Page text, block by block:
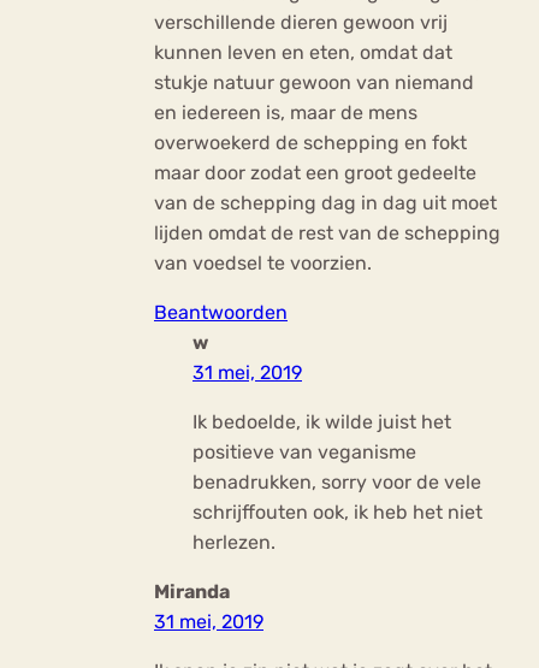
verschillende dieren gewoon vrij
kunnen leven en eten, omdat dat
stukje natuur gewoon van niemand
en iedereen is, maar de mens
overwoekerd de schepping en fokt
maar door zodat een groot gedeelte
van de schepping dag in dag uit moet
lijden omdat de rest van de schepping
van voedsel te voorzien.
Beantwoorden
w
31 mei, 2019
Ik bedoelde, ik wilde juist het
positieve van veganisme
benadrukken, sorry voor de vele
schrijffouten ook, ik heb het niet
herlezen.
Miranda
31 mei, 2019